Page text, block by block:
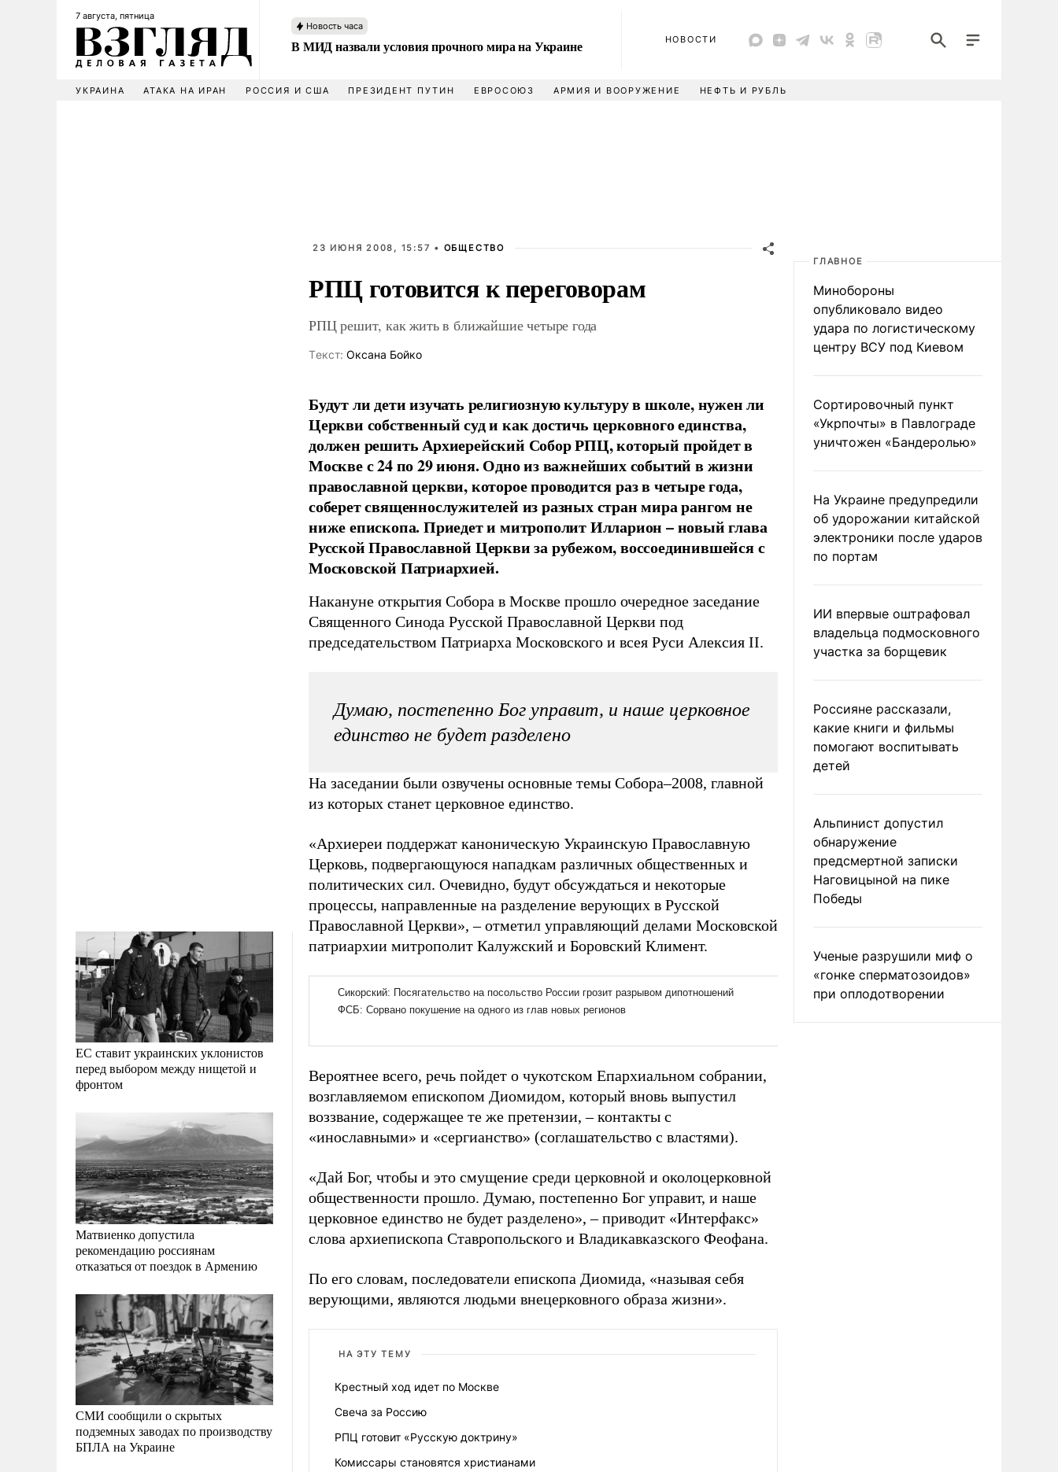
7 августа, пятница
Новость часа
В МИД назвали условия прочного мира на Украине НОВОСТИ
УКРАИНА АТАКА НА ИРАН РОССИЯ И США ПРЕЗИДЕНТ ПУТИН ЕВРОСОЮЗ АРМИЯ И ВООРУЖЕНИЕ НЕФТЬ И РУБЛЬ
ЕС ставит украинских уклонистов
перед выбором между нищетой и
фронтом
Матвиенко допустила
рекомендацию россиянам
отказаться от поездок в Армению
СМИ сообщили о скрытых
подземных заводах по производству
БПЛА на Украине
23 ИЮНЯ 2008, 15:57 • ОБЩЕСТВО
РПЦ готовится к переговорам
РПЦ решит, как жить в ближайшие четыре года
Tекст: Оксана Бойко
Будут ли дети изучать религиозную культуру в школе, нужен ли
Церкви собственный суд и как достичь церковного единства,
должен решить Архиерейский Собор РПЦ, который пройдет в
Москве с 24 по 29 июня. Одно из важнейших событий в жизни
православной церкви, которое проводится раз в четыре года,
соберет священнослужителей из разных стран мира рангом не
ниже епископа. Приедет и митрополит Илларион – новый глава
Русской Православной Церкви за рубежом, воссоединившейся с
Московской Патриархией.
Накануне открытия Собора в Москве прошло очередное заседание
Священного Синода Русской Православной Церкви под
председательством Патриарха Московского и всея Руси Алексия II.
Думаю, постепенно Бог управит, и наше церковное
единство не будет разделено
На заседании были озвучены основные темы Собора–2008, главной
из которых станет церковное единство.
«Архиереи поддержат каноническую Украинскую Православную
Церковь, подвергающуюся нападкам различных общественных и
политических сил. Очевидно, будут обсуждаться и некоторые
процессы, направленные на разделение верующих в Русской
Православной Церкви», – отметил управляющий делами Московской
патриархии митрополит Калужский и Боровский Климент.
Вероятнее всего, речь пойдет о чукотском Епархиальном собрании,
возглавляемом епископом Диомидом, который вновь выпустил
воззвание, содержащее те же претензии, – контакты с
«инославными» и «сергианство» (соглашательство с властями).
«Дай Бог, чтобы и это смущение среди церковной и околоцерковной
общественности прошло. Думаю, постепенно Бог управит, и наше
церковное единство не будет разделено», – приводит «Интерфакс»
слова архиепископа Ставропольского и Владикавказского Феофана.
По его словам, последователи епископа Диомида, «называя себя
верующими, являются людьми внецерковного образа жизни».
НА ЭТУ ТЕМУ
Крестный ход идет по Москве
Свеча за Россию
РПЦ готовит «Русскую доктрину»
Комиссары становятся христианами
ГЛАВНОЕ
Минобороны
опубликовало видео
удара по логистическому
центру ВСУ под Киевом
Сортировочный пункт
«Укрпочты» в Павлограде
уничтожен «Бандеролью»
На Украине предупредили
об удорожании китайской
электроники после ударов
по портам
ИИ впервые оштрафовал
владельца подмосковного
участка за борщевик
Россияне рассказали,
какие книги и фильмы
помогают воспитывать
детей
Альпинист допустил
обнаружение
предсмертной записки
Наговицыной на пике
Победы
Ученые разрушили миф о
«гонке сперматозоидов»
при оплодотворении